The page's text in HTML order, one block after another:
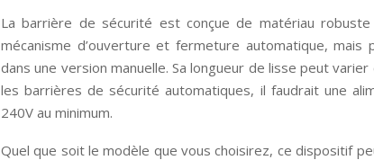
La barrière de sécurité est conçue de matériau
mécanisme d’ouverture et fermeture automatique,
dans une version manuelle. Sa longueur de lisse peut
les barrières de sécurité automatiques, il faudrait une
240V au minimum.
Quel que soit le modèle que vous choisirez, ce dispositif